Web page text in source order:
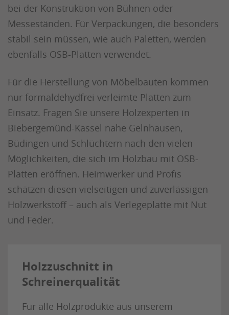
bei der Konstruktion von Bühnen oder
Messeständen. Für Verpackungen, die besonders
stabil sein müssen, wie auch Paletten, werden
ebenfalls OSB-Platten verwendet.
Für die Herstellung von Möbelbauten kommen
nur formaldehydfrei verleimte Platten zum
Einsatz. Fragen Sie unsere Holzexperten in
Biebergemünd-Kassel nahe Gelnhausen,
Büdingen und Schlüchtern nach den vielen
Möglichkeiten, die sich im Holzbau mit OSB-
Platten eröffnen. Heimwerker und Profis
schätzen diesen vielseitigen und zuverlässigen
Holzwerkstoff – auch als Verlegeplatte mit Nut
und Feder.
Holzzuschnitt in
Schreinerqualität
Für alle Holzprodukte aus unserem